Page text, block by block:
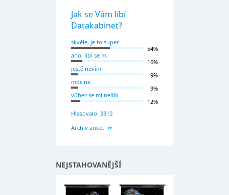
Jak se Vám líbí
Datakabinet?
skvěle, je to super
54%
ano, líbí se mi
16%
jestě nevím
9%
moc ne
9%
vůbec se mi nelíbí
12%
Hlasovalo: 3310
Archiv anket
NEJSTAHOVANĚJŠÍ